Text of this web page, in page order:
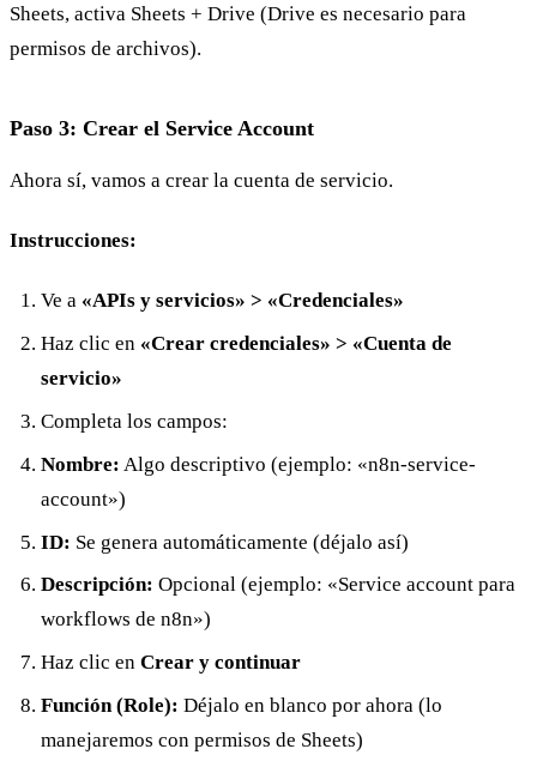
Sheets, activa Sheets + Drive (Drive es necesario para
permisos de archivos).
Paso 3: Crear el Service Account
Ahora sí, vamos a crear la cuenta de servicio.
Instrucciones:
Ve a «APIs y servicios» > «Credenciales»
Haz clic en «Crear credenciales» > «Cuenta de
servicio»
Completa los campos:
Nombre: Algo descriptivo (ejemplo: «n8n-service-
account»)
ID: Se genera automáticamente (déjalo así)
Descripción: Opcional (ejemplo: «Service account para
workflows de n8n»)
Haz clic en Crear y continuar
Función (Role): Déjalo en blanco por ahora (lo
manejaremos con permisos de Sheets)